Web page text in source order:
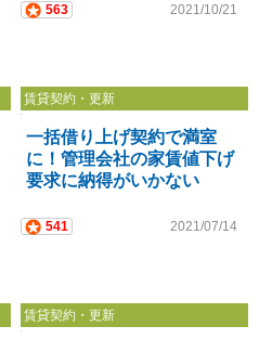
563 2021/10/21
賃貸契約・更新
一括借り上げ契約で満室
に！管理会社の家賃値下げ
要求に納得がいかない
541 2021/07/14
賃貸契約・更新